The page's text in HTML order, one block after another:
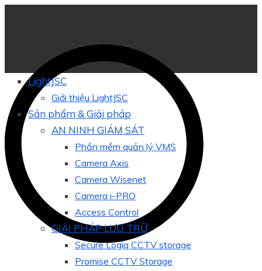
LightJSC
Giới thiệu LightJSC
Sản phẩm & Giải pháp
AN NINH GIÁM SÁT
Phần mềm quản lý VMS
Camera Axis
Camera Wisenet
Camera i-PRO
Access Control
GIẢI PHÁP LƯU TRỮ
Secure Logiq CCTV storage
Promise CCTV Storage